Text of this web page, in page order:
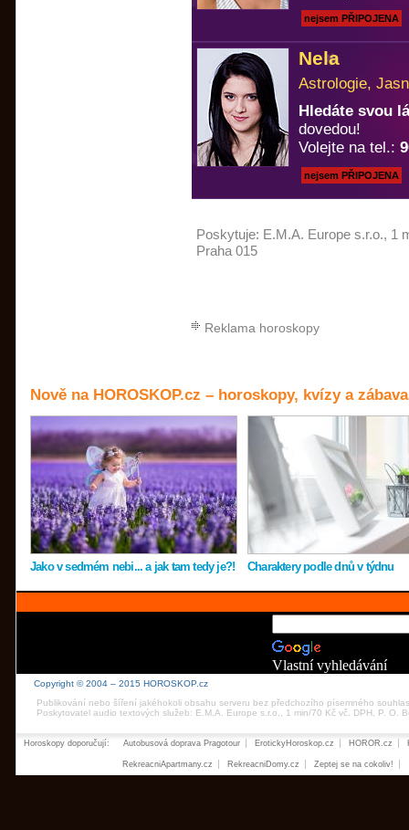
nejsem PŘIPOJENA
Nela
Astrologie,
Hledáte svou
dovedou!
Volejte na tel.:
nejsem PŘIPOJENA
Poskytuje: E.M.A. Europe s.r.o., 1
Praha 015
Reklama horoskopy
Nově na HOROSKOP.cz – horoskopy, kvízy a zábava
Jako v sedmém nebi... a jak tam tedy je?! Charaktery podle dnů v týdnu
Vlastní vyhledávání
Copyright © 2004 – 2015 HOROSKOP.cz
Publikování nebo šíření jakéhokoli obsahu serveru bez předchozího písemného
Poskytovatel audio textových služeb: E.M.A. Europe s.r.o., 1 min/70 Kč vč. DPH, P. O.
Horoskopy doporučují: Autobusová doprava Pragotour ErotickyHoroskop.cz HOROR.cz
RekreacniApartmany.cz RekreacniDomy.cz Zeptej se na cokoliv!